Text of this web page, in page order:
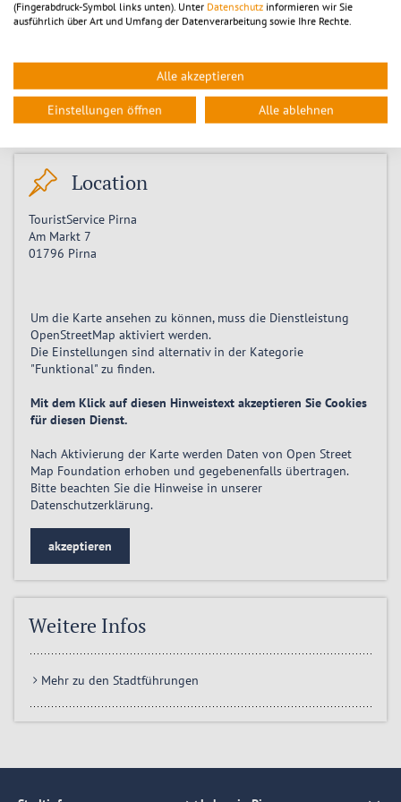
Montag 14.09.2026, 14:00
Montag 21.09.2026, 14:00
Montag 05.10.2026, 14:00
Montag 12.10.2026, 14:00
Montag 19.10.2026, 14:00
Montag 26.10.2026, 14:00
Location
TouristService Pirna
Am Markt 7
01796 Pirna
Um die Karte ansehen zu können, muss die Dienstleistung
OpenStreetMap aktiviert werden.
Die Einstellungen sind alternativ in der Kategorie
"Funktional" zu finden.
Mit dem Klick auf diesen Hinweistext akzeptieren Sie Cookies
für diesen Dienst.
Nach Aktivierung der Karte werden Daten von Open Street
Map Foundation erhoben und gegebenenfalls übertragen.
Bitte beachten Sie die Hinweise in unserer
Datenschutzerklärung.
akzeptieren
Weitere Infos
Mehr zu den Stadtführungen
(Fingerabdruck-Symbol links unten). Unter Datenschutz informieren wir Sie
ausführlich über Art und Umfang der Datenverarbeitung sowie Ihre Rechte.
Alle akzeptieren
Einstellungen öffnen Alle ablehnen